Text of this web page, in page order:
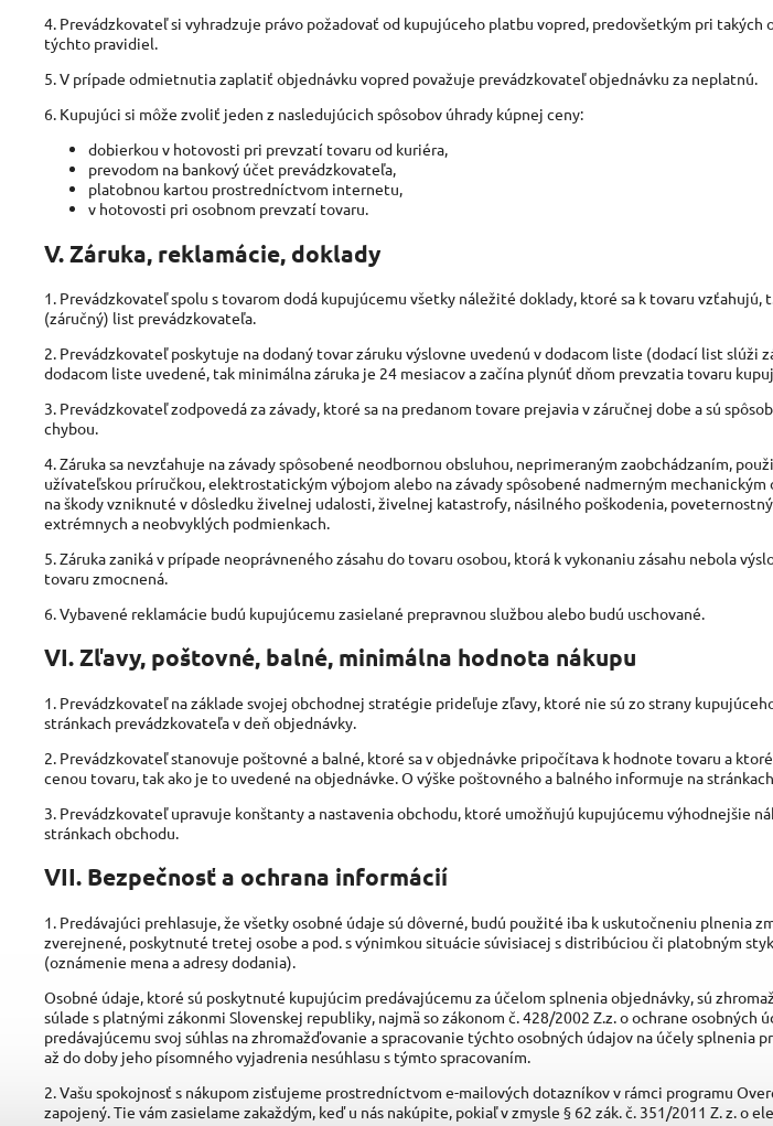
4. Prevádzkovateľ si vyhradzuje právo požadovať od kupujúceho platbu vopred, predovšetkým pri takých
týchto pravidiel.
5. V prípade odmietnutia zaplatiť objednávku vopred považuje prevádzkovateľ objednávku za neplatnú.
6. Kupujúci si môže zvoliť jeden z nasledujúcich spôsobov úhrady kúpnej ceny:
dobierkou v hotovosti pri prevzatí tovaru od kuriéra,
prevodom na bankový účet prevádzkovateľa,
platobnou kartou prostredníctvom internetu,
v hotovosti pri osobnom prevzatí tovaru.
V. Záruka, reklamácie, doklady
1. Prevádzkovateľ spolu s tovarom dodá kupujúcemu všetky náležité doklady, ktoré sa k tovaru vzťahujú,
(záručný) list prevádzkovateľa.
2. Prevádzkovateľ poskytuje na dodaný tovar záruku výslovne uvedenú v dodacom liste (dodací list slúži
dodacom liste uvedené, tak minimálna záruka je 24 mesiacov a začína plynúť dňom prevzatia tovaru
3. Prevádzkovateľ zodpovedá za závady, ktoré sa na predanom tovare prejavia v záručnej dobe a sú
chybou.
4. Záruka sa nevzťahuje na závady spôsobené neodbornou obsluhou, neprimeraným zaobchádzaním,
užívateľskou príručkou, elektrostatickým výbojom alebo na závady spôsobené nadmerným
na škody vzniknuté v dôsledku živelnej udalosti, živelnej katastrofy, násilného poškodenia,
extrémnych a neobvyklých podmienkach.
5. Záruka zaniká v prípade neoprávneného zásahu do tovaru osobou, ktorá k vykonaniu zásahu nebola
tovaru zmocnená.
6. Vybavené reklamácie budú kupujúcemu zasielané prepravnou službou alebo budú uschované.
VI. Zľavy, poštovné, balné, minimálna hodnota nákupu
1. Prevádzkovateľ na základe svojej obchodnej stratégie prideľuje zľavy, ktoré nie sú zo strany
stránkach prevádzkovateľa v deň objednávky.
2. Prevádzkovateľ stanovuje poštovné a balné, ktoré sa v objednávke pripočítava k hodnote tovaru a
cenou tovaru, tak ako je to uvedené na objednávke. O výške poštovného a balného informuje na
3. Prevádzkovateľ upravuje konštanty a nastavenia obchodu, ktoré umožňujú kupujúcemu výhodnejšie
stránkach obchodu.
VII. Bezpečnosť a ochrana informácií
1. Predávajúci prehlasuje, že všetky osobné údaje sú dôverné, budú použité iba k uskutočneniu plnenia
zverejnené, poskytnuté tretej osobe a pod. s výnimkou situácie súvisiacej s distribúciou či platobným
(oznámenie mena a adresy dodania).
Osobné údaje, ktoré sú poskytnuté kupujúcim predávajúcemu za účelom splnenia objednávky, sú
súlade s platnými zákonmi Slovenskej republiky, najmä so zákonom č. 428/2002 Z.z. o ochrane osobných
predávajúcemu svoj súhlas na zhromažďovanie a spracovanie týchto osobných údajov na účely splnenia
až do doby jeho písomného vyjadrenia nesúhlasu s týmto spracovaním.
2. Vašu spokojnosť s nákupom zisťujeme prostredníctvom e-mailových dotazníkov v rámci programu
zapojený. Tie vám zasielame zakaždým, keď u nás nakúpite, pokiaľ v zmysle § 62 zák. č. 351/2011 Z. z. o